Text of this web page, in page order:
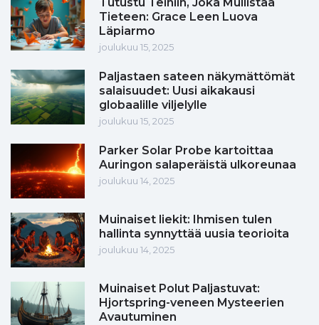
Tieteen: Grace Leen Luova
Läpiarmo
joulukuu 15, 2025
Paljastaen sateen näkymättömät
salaisuudet: Uusi aikakausi
globaalille viljelylle
joulukuu 15, 2025
Parker Solar Probe kartoittaa
Auringon salaperäistä ulkoreunaa
joulukuu 14, 2025
Muinaiset liekit: Ihmisen tulen
hallinta synnyttää uusia teorioita
joulukuu 14, 2025
Muinaiset Polut Paljastuvat:
Hjortspring-veneen Mysteerien
Avautuminen